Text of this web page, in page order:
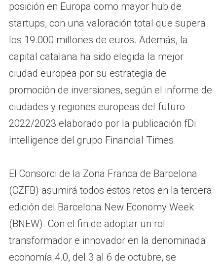
posición en Europa como mayor hub de
startups, con una valoración total que supera
los 19.000 millones de euros. Además, la
capital catalana ha sido elegida la mejor
ciudad europea por su estrategia de
promoción de inversiones, según el informe de
ciudades y regiones europeas del futuro
2022/2023 elaborado por la publicación fDi
Intelligence del grupo Financial Times.
El Consorci de la Zona Franca de Barcelona
(CZFB) asumirá todos estos retos en la tercera
edición del Barcelona New Economy Week
(BNEW). Con el fin de adoptar un rol
transformador e innovador en la denominada
economía 4.0, del 3 al 6 de octubre, se